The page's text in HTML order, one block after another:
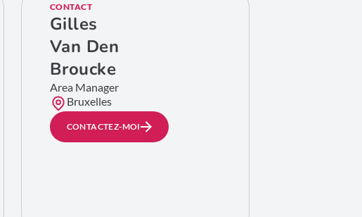
CONTACT
Gilles
Van Den
Broucke
Area Manager
Bruxelles
CONTACTEZ-MOI